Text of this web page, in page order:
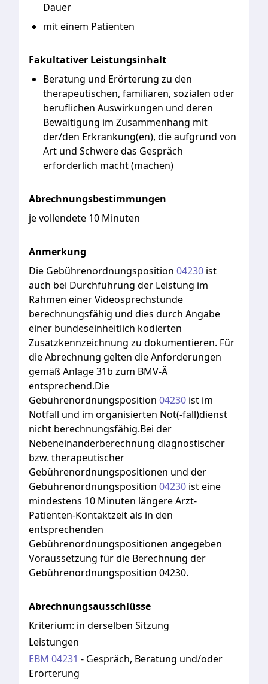
Dauer
mit einem Patienten
Fakultativer Leistungsinhalt
Beratung und Erörterung zu den
therapeutischen, familiären, sozialen oder
beruflichen Auswirkungen und deren
Bewältigung im Zusammenhang mit
der/den Erkrankung(en), die aufgrund von
Art und Schwere das Gespräch
erforderlich macht (machen)
Abrechnungsbestimmungen
je vollendete 10 Minuten
Anmerkung
Die Gebührenordnungsposition 04230 ist
auch bei Durchführung der Leistung im
Rahmen einerVideosprechstunde
berechnungsfähig und dies durch Angabe
einer bundeseinheitlich kodierten
Zusatzkennzeichnung zu dokumentieren. Für
dieAbrechnung gelten dieAnforderungen
gemäßAnlage31b zum BMV-Ä
entsprechend.Die
Gebührenordnungsposition 04230 ist im
Notfall und im organisierten Not(-fall)dienst
nicht berechnungsfähig.Bei der
Nebeneinanderberechnung diagnostischer
bzw. therapeutischer
Gebührenordnungspositionen und der
Gebührenordnungsposition 04230 isteine
mindestens 10 Minuten längereArzt-
Patienten-Kontaktzeitals in den
entsprechenden
Gebührenordnungspositionen angegeben
Voraussetzung fürdie Berechnung der
Gebührenordnungsposition 04230.
Abrechnungsausschlüsse
Kriterium: in derselben Sitzung
Leistungen
EBM 04231 - Gespräch, Beratung und/oder
Erörterung